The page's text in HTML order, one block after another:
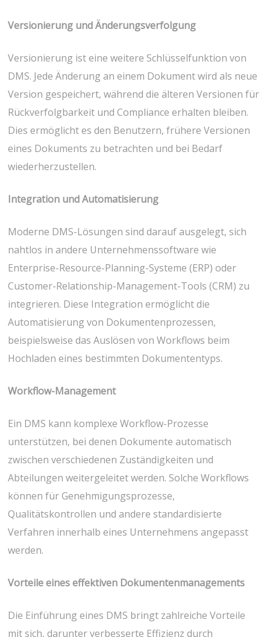
Versionierung und Änderungsverfolgung
Versionierung ist eine weitere Schlüsselfunktion von
DMS. Jede Änderung an einem Dokument wird als neue
Version gespeichert, während die älteren Versionen für
Rückverfolgbarkeit und Compliance erhalten bleiben.
Dies ermöglicht es den Benutzern, frühere Versionen
eines Dokuments zu betrachten und bei Bedarf
wiederherzustellen.
Integration und Automatisierung
Moderne DMS-Lösungen sind darauf ausgelegt, sich
nahtlos in andere Unternehmenssoftware wie
Enterprise-Resource-Planning-Systeme (ERP) oder
Customer-Relationship-Management-Tools (CRM) zu
integrieren. Diese Integration ermöglicht die
Automatisierung von Dokumentenprozessen,
beispielsweise das Auslösen von Workflows beim
Hochladen eines bestimmten Dokumententyps.
Workflow-Management
Ein DMS kann komplexe Workflow-Prozesse
unterstützen, bei denen Dokumente automatisch
zwischen verschiedenen Zuständigkeiten und
Abteilungen weitergeleitet werden. Solche Workflows
können für Genehmigungsprozesse,
Qualitätskontrollen und andere standardisierte
Verfahren innerhalb eines Unternehmens angepasst
werden.
Vorteile eines effektiven Dokumentenmanagements
Die Einführung eines DMS bringt zahlreiche Vorteile
mit sich, darunter verbesserte Effizienz durch